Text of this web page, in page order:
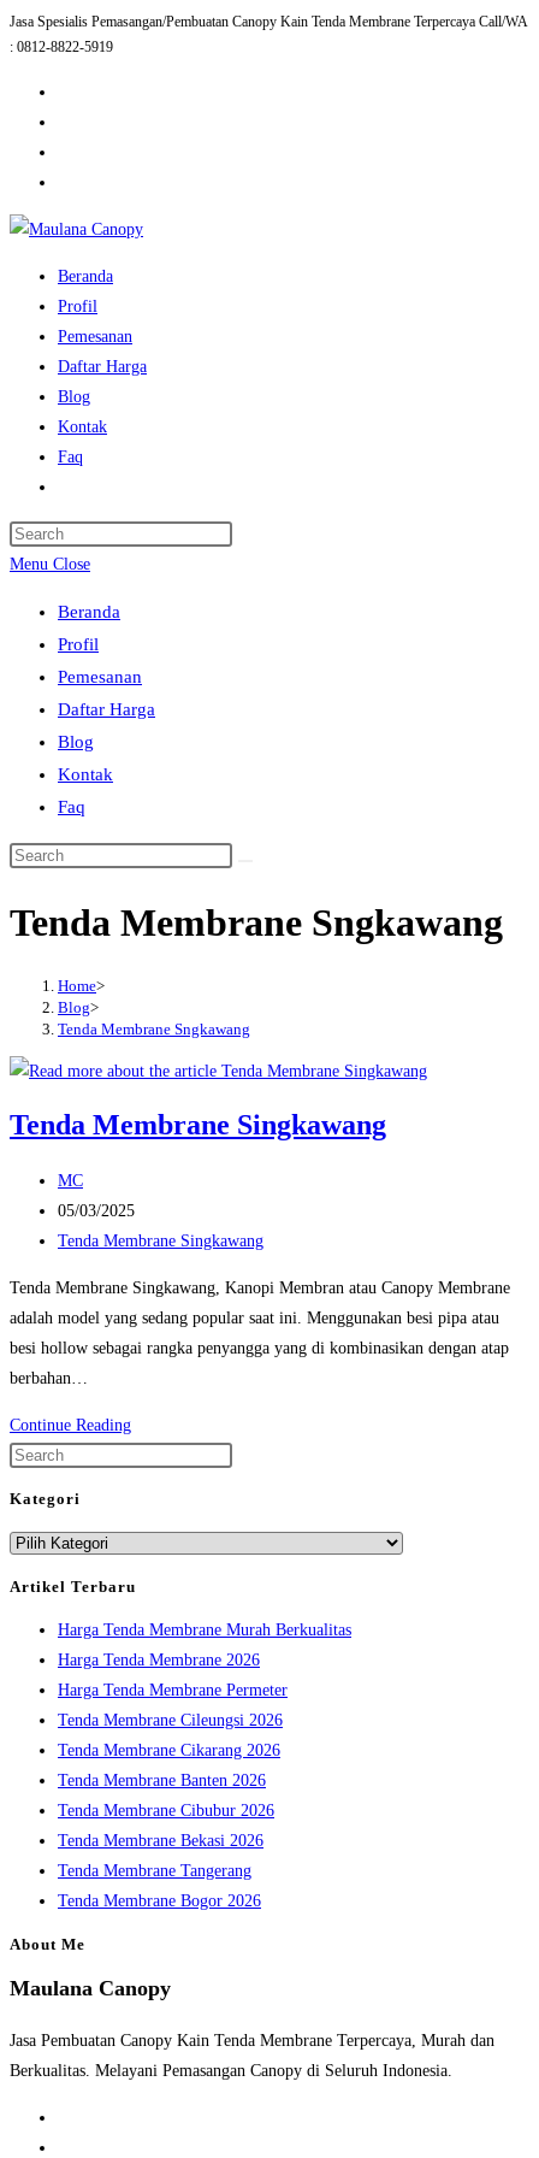
Skip
to
Jasa Spesialis Pemasangan/Pembuatan Canopy Kain Tenda Membrane Terpercaya Call/WA
: 0812-8822-5919
Beranda
Profil
Pemesanan
Daftar Harga
Blog
Kontak
Faq
search
Menu Close
Beranda
Profil
Pemesanan
Daftar Harga
Blog
Kontak
Faq
Search
website
Tenda Membrane Sngkawang
Home>
Blog>
Tenda Membrane Sngkawang
Tenda Membrane Singkawang
Post
author:
MC
Post
published:
05/03/2025
Post
Tenda Membrane Singkawang
Tenda Membrane Singkawang, Kanopi Membran atau Canopy Membrane
adalah model yang sedang popular saat ini. Menggunakan besi pipa atau
besi hollow sebagai rangka penyangga yang di kombinasikan dengan atap
berbahan…
Continue ReadingTenda
panel.
Kategori
Kategori
Artikel Terbaru
Harga Tenda Membrane Murah Berkualitas
Harga Tenda Membrane 2026
Harga Tenda Membrane Permeter
Tenda Membrane Cileungsi 2026
Tenda Membrane Cikarang 2026
Tenda Membrane Banten 2026
Tenda Membrane Cibubur 2026
Tenda Membrane Bekasi 2026
Tenda Membrane Tangerang
Tenda Membrane Bogor 2026
About Me
Maulana Canopy
Jasa Pembuatan Canopy Kain Tenda Membrane Terpercaya, Murah dan
Berkualitas. Melayani Pemasangan Canopy di Seluruh Indonesia.